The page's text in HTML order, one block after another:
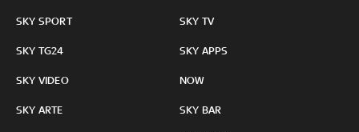
SKY SPORT
SKY TG24
SKY VIDEO
SKY ARTE
SKY TV
SKY APPS
NOW
SKY BAR